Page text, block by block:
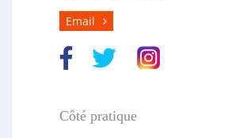
Email
Côté pratique